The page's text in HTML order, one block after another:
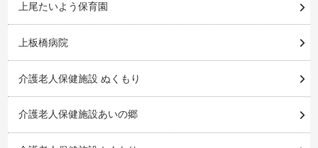
上尾たいよう保育園
上板橋病院
介護老人保健施設 ぬくもり
介護老人保健施設あいの郷